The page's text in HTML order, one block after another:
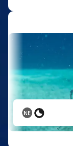
NE